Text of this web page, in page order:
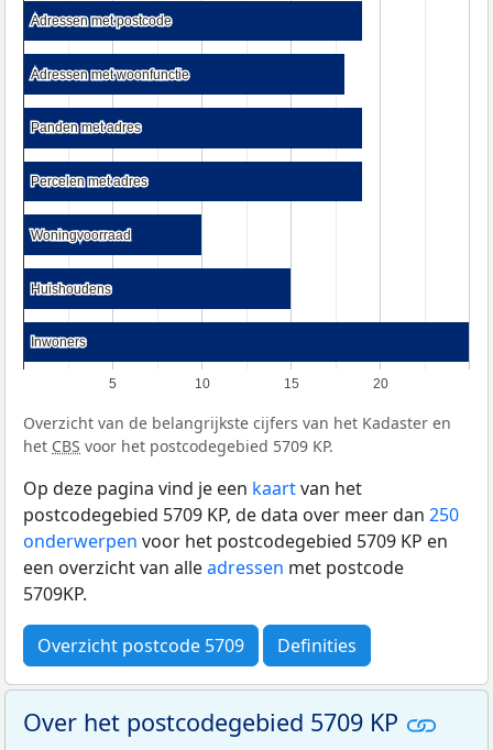
5 10 15 20
Adressen met postcode
Adressen met postcode
Adressen met woonfunctie
Adressen met woonfunctie
Panden met adres
Panden met adres
Percelen met adres
Percelen met adres
Woningvoorraad
Woningvoorraad
Huishoudens
Huishoudens
Inwoners
Inwoners
Overzicht van de belangrijkste cijfers van het Kadaster en
het CBS voor het postcodegebied 5709 KP.
Op deze pagina vind je een kaartvan het
postcodegebied 5709 KP, de data over meer dan 250
onderwerpen voor het postcodegebied 5709 KP en
een overzicht van alleadressen met postcode
5709KP.
Overzicht postcode 5709 Definities
Over het postcodegebied 5709 KP